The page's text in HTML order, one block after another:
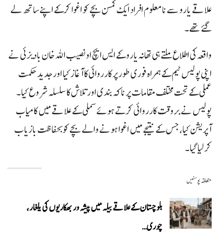
علاقے یارو سے نامعلوم افراد ایک کمسن بچے کو اغوا کرکے اپنے ساتھ لے
گئے تھے۔
واقعہ کی اطلاع ملتے ہی تھانہ یارو کے ایس ایچ او نصیب اللہ خان بادیزئی نے
اپنی پولیس ٹیم کے ہمراہ فوری طور پر کارروائی کا آغاز کیا اور جدید حکمت
عملی کے تحت مختلف مقامات پر ناکہ بندی اور تلاش کا سلسلہ شروع کیا۔
پولیس نے بروقت کارروائی کرتے ہوئے سملی کے علاقے میں کامیاب
آپریشن کیا، جس کے نتیجے میں اغوا ہونے والے بچے کو بحفاظت بازیاب
کر لیا گیا۔
متعلقہ پوسٹیں
بلوچستان کے علاقے بیلہ میں پیشہ ور بھکاریوں کی یلغار،
چوری…